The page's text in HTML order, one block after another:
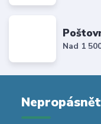
Nad 1